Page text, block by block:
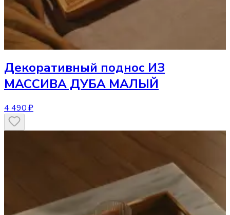
Декоративный поднос ИЗ
МАССИВА ДУБА МАЛЫЙ
4 490 ₽